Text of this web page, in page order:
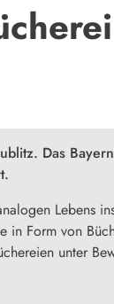
Das
Lebens
in Form von
unter